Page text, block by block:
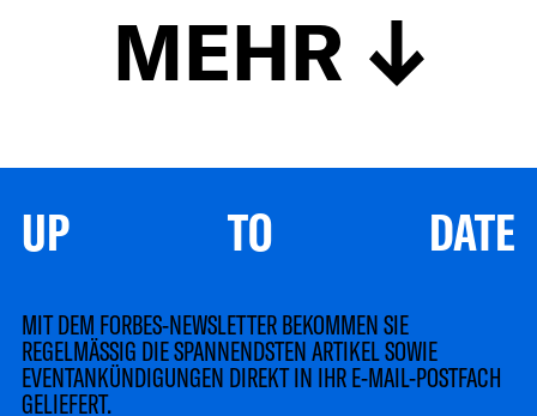
MEHR
UP TO DATE
MIT DEM FORBES-NEWSLETTER BEKOMMEN SIE
REGELMÄSSIG DIE SPANNENDSTEN ARTIKEL SOWIE
EVENTANKÜNDIGUNGEN DIREKT IN IHR E-MAIL-POSTFACH
GELIEFERT.